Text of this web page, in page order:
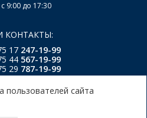
9:00 до 17:30
КОНТАКТЫ:
17 247-19-99
44 567-19-99
29 787-19-99
пользователей сайта